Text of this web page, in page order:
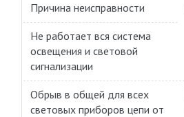
Причина неисправности
Не работает вся система
освещения и световой
сигнализации
Обрыв в общей для всех
световых приборов цепи от